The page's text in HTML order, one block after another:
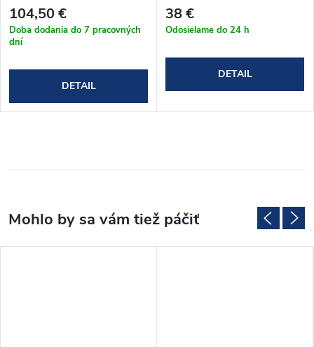
104,50 €
Doba dodania do 7 pracovných
dní
DETAIL
38 €
Odosielame do 24 h
DETAIL